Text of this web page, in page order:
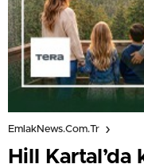
EmlakNews.com.tr
Hill Kartal’da